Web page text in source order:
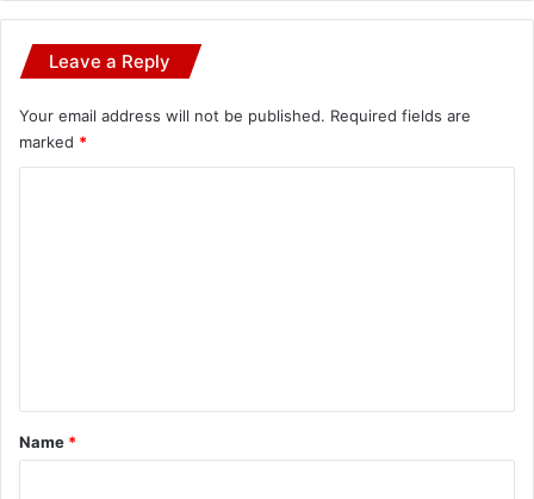
Leave a Reply
Your email address will not be published. Required fields are
marked *
*
Name *